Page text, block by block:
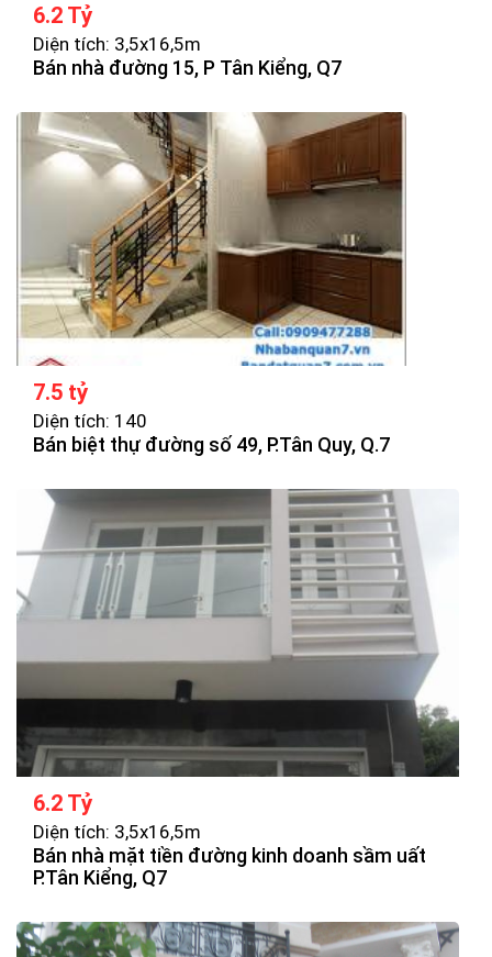
6.2 Tỷ
Diện tích: 3,5x16,5m
Bán nhà đường 15, P Tân Kiểng, Q7
7.5 tỷ
Diện tích: 140
Bán biệt thự đường số 49, P.Tân Quy, Q.7
6.2 Tỷ
Diện tích: 3,5x16,5m
Bán nhà mặt tiền đường kinh doanh sầm uất
P.Tân Kiểng, Q7